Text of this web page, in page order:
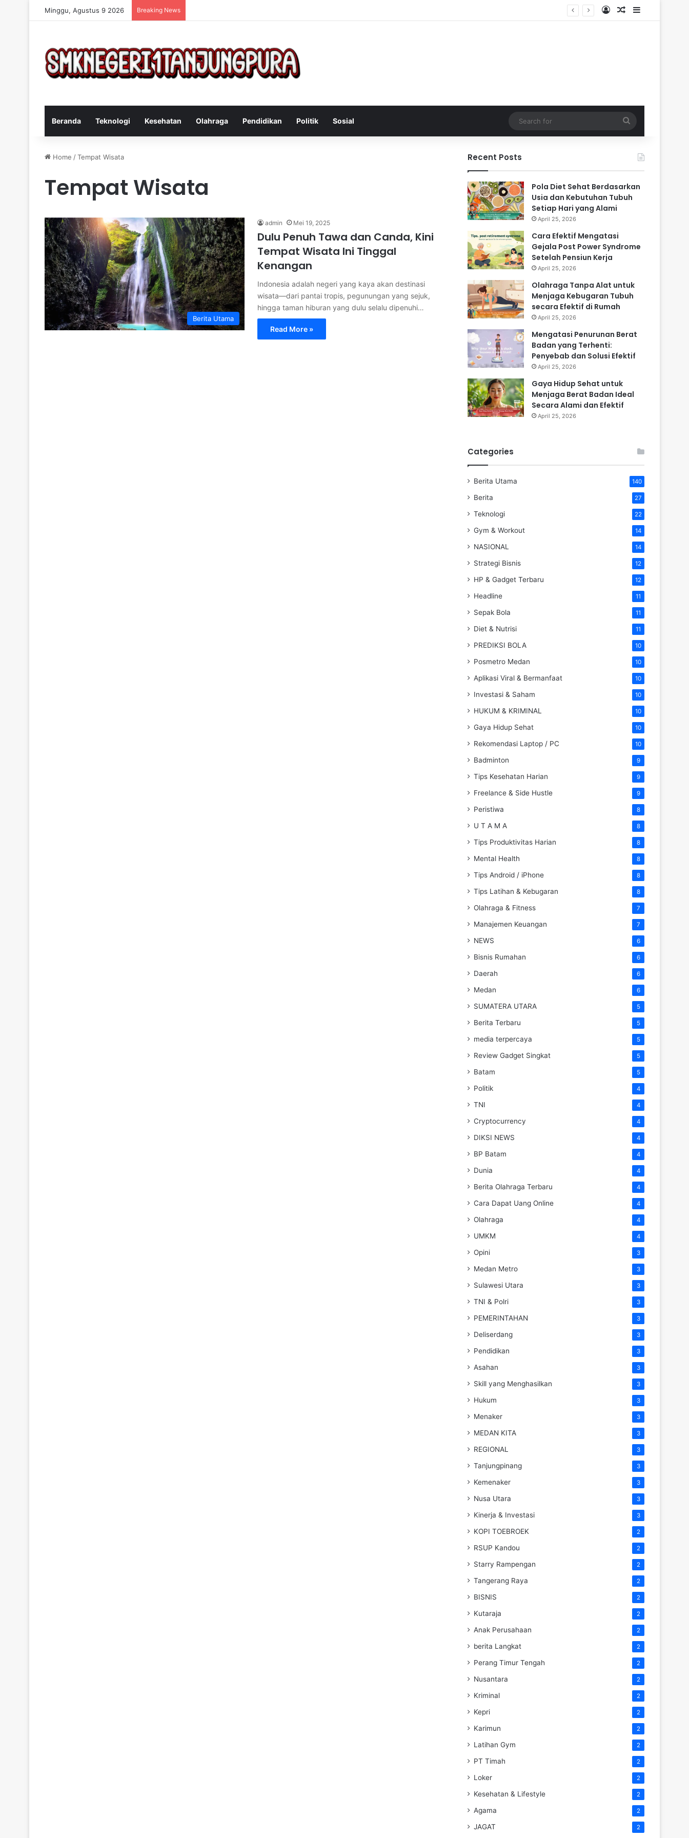
Minggu, Agustus 9 2026 Breaking News Log InRandom Article
Sidebar
Beranda Teknologi Kesehatan Olahraga Pendidikan Politik Sosial
for
Home /Tempat Wisata
Tempat Wisata
Berita Utama
admin Mei 19, 2025
Dulu Penuh Tawa dan Canda, Kini
Tempat Wisata Ini Tinggal
Kenangan
Indonesia adalah negeri yang kaya akan destinasi
wisata—dari pantai tropis, pegunungan yang sejuk,
hingga taman hiburan yang dulu selalu dipenuhi…
Read More »
Recent Posts
Pola Diet Sehat Berdasarkan
Usia dan Kebutuhan Tubuh
Setiap Hari yang Alami
April 25, 2026
Cara Efektif Mengatasi
Gejala Post Power Syndrome
Setelah Pensiun Kerja
April 25, 2026
Olahraga Tanpa Alat untuk
Menjaga Kebugaran Tubuh
secara Efektif di Rumah
April 25, 2026
Mengatasi Penurunan Berat
Badan yang Terhenti:
Penyebab dan Solusi Efektif
April 25, 2026
Gaya Hidup Sehat untuk
Menjaga Berat Badan Ideal
Secara Alami dan Efektif
April 25, 2026
Categories
Berita Utama 140
Berita 27
Teknologi 22
Gym & Workout 14
NASIONAL 14
Strategi Bisnis 12
HP & Gadget Terbaru 12
Headline 11
Sepak Bola 11
Diet & Nutrisi 11
PREDIKSI BOLA 10
Posmetro Medan 10
Aplikasi Viral & Bermanfaat 10
Investasi & Saham 10
HUKUM & KRIMINAL 10
Gaya Hidup Sehat 10
Rekomendasi Laptop / PC 10
Badminton 9
Tips Kesehatan Harian 9
Freelance & Side Hustle 9
Peristiwa 8
U T A M A 8
Tips Produktivitas Harian 8
Mental Health 8
Tips Android / iPhone 8
Tips Latihan & Kebugaran 8
Olahraga & Fitness 7
Manajemen Keuangan 7
NEWS 6
Bisnis Rumahan 6
Daerah 6
Medan 6
SUMATERA UTARA 5
Berita Terbaru 5
media terpercaya 5
Review Gadget Singkat 5
Batam 5
Politik 4
TNI 4
Cryptocurrency 4
DIKSI NEWS 4
BP Batam 4
Dunia 4
Berita Olahraga Terbaru 4
Cara Dapat Uang Online 4
Olahraga 4
UMKM 4
Opini 3
Medan Metro 3
Sulawesi Utara 3
TNI & Polri 3
PEMERINTAHAN 3
Deliserdang 3
Pendidikan 3
Asahan 3
Skill yang Menghasilkan 3
Hukum 3
Menaker 3
MEDAN KITA 3
REGIONAL 3
Tanjungpinang 3
Kemenaker 3
Nusa Utara 3
Kinerja & Investasi 3
KOPI TOEBROEK 2
RSUP Kandou 2
Starry Rampengan 2
Tangerang Raya 2
BISNIS 2
Kutaraja 2
Anak Perusahaan 2
berita Langkat 2
Perang Timur Tengah 2
Nusantara 2
Kriminal 2
Kepri 2
Karimun 2
Latihan Gym 2
PT Timah 2
Loker 2
Kesehatan & Lifestyle 2
Agama 2
JAGAT 2